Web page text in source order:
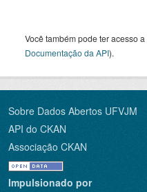
Você também pode ter acesso
Documentação da API).
Sobre Dados Abertos UFVJM
API do CKAN
Associação CKAN
Impulsionado por